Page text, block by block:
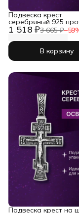
1 518 ₽3 665 ₽−59
Подвеска крест
серебряный 925
православный
В корзину
Подвеска крест на